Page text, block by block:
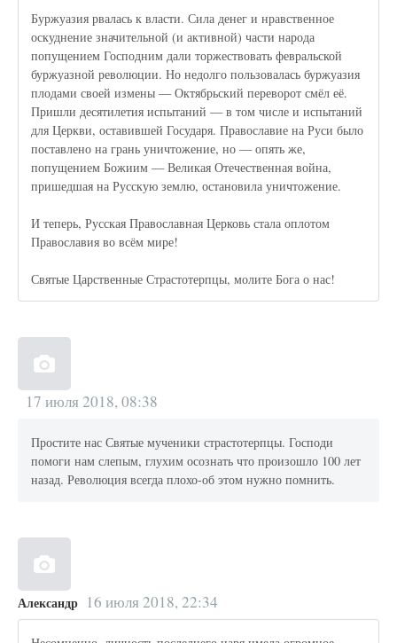
Буржуазия рвалась к власти. Сила денег и нравственное
оскуднение значительной (и активной) части народа
попущением Господним дали торжествовать февральской
буржуазной революции. Но недолго пользовалась буржуазия
плодами своей измены — Октябрьский переворот смёл её.
Пришли десятилетия испытаний — в том числе и испытаний
для Церкви, оставившей Государя. Православие на Руси было
поставлено на грань уничтожение, но — опять же,
попущением Божиим — Великая Отечественная война,
пришедшая на Русскую землю, остановила уничтожение.
И теперь, Русская Православная Церковь стала оплотом
Православия во всём мире!
Святые Царственные Страстотерпцы, молите Бога о нас!
17 июля 2018, 08:38
Простите нас Святые мученики страстотерпцы. Господи
помоги нам слепым, глухим осознать что произошло 100 лет
назад. Революция всегда плохо-об этом нужно помнить.
Александр 16 июля 2018, 22:34